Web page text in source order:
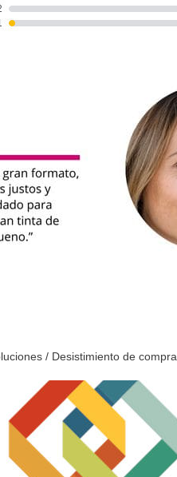
/ Desistimiento de compra